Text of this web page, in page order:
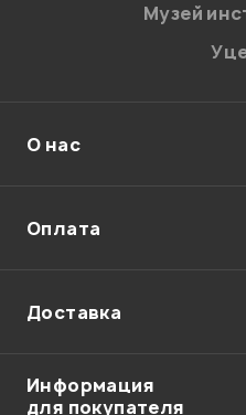
Отправить
Музей
О нас
Оплата
Доставка
Информация
для покупателя